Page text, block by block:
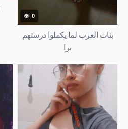
0
بنات العرب لما يكملوا درستهم
برا